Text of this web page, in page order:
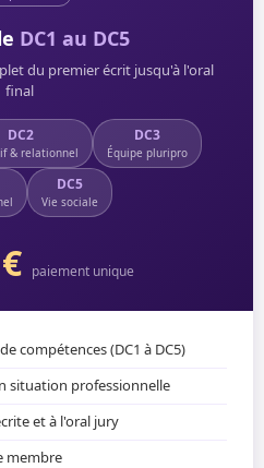
DC1 au DC5
du premier écrit jusqu'à l'oral
final
DC2
& relationnel
DC3
Équipe pluripro
DC5
Vie sociale
paiement unique
compétences (DC1 à DC5)
situation professionnelle
et à l'oral jury
membre